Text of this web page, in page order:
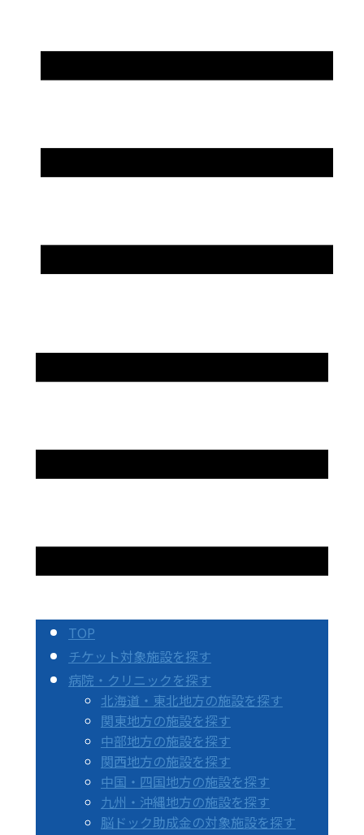
TOP
チケット対象施設を探す
病院・クリニックを探す
北海道・東北地方の施設を探す
関東地方の施設を探す
中部地方の施設を探す
関西地方の施設を探す
中国・四国地方の施設を探す
九州・沖縄地方の施設を探す
脳ドック助成金の対象施設を探す